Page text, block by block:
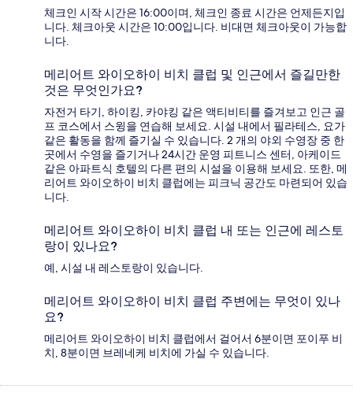
체크인 시작 시간은 16:00이며, 체크인 종료 시간은 언제든지입
니다. 체크아웃 시간은 10:00입니다. 비대면 체크아웃이 가능합
니다.
메리어트 와이오하이 비치 클럽 및 인근에서 즐길만한
것은 무엇인가요?
자전거 타기, 하이킹, 카야킹 같은 액티비티를 즐겨보고 인근 골
프 코스에서 스윙을 연습해 보세요. 시설 내에서 필라테스, 요가
같은 활동을 함께 즐기실 수 있습니다. 2 개의 야외 수영장 중 한
곳에서 수영을 즐기거나 24시간 운영 피트니스 센터, 아케이드
같은 아파트식 호텔의 다른 편의 시설을 이용해 보세요. 또한, 메
리어트 와이오하이 비치 클럽에는 피크닉 공간도 마련되어 있습
니다.
메리어트 와이오하이 비치 클럽 내 또는 인근에 레스토
랑이 있나요?
예, 시설 내 레스토랑이 있습니다.
메리어트 와이오하이 비치 클럽 주변에는 무엇이 있나
요?
메리어트 와이오하이 비치 클럽에서 걸어서 6분이면 포이푸 비
치, 8분이면 브레네케 비치에 가실 수 있습니다.